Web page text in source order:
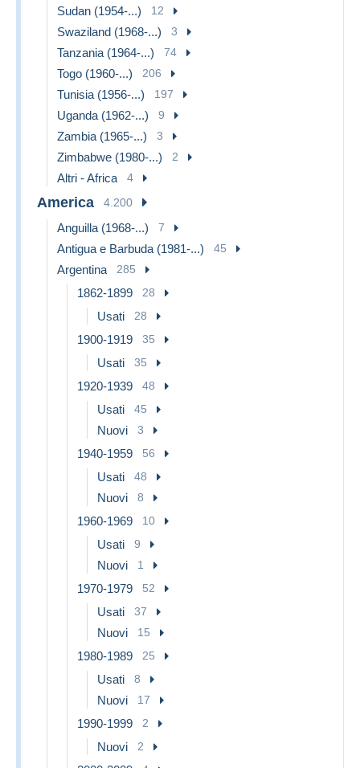
Sudan (1954-...) 12
Swaziland (1968-...) 3
Tanzania (1964-...) 74
Togo (1960-...) 206
Tunisia (1956-...) 197
Uganda (1962-...) 9
Zambia (1965-...) 3
Zimbabwe (1980-...) 2
Altri - Africa 4
America 4.200
Anguilla (1968-...) 7
Antigua e Barbuda (1981-...) 45
Argentina 285
1862-1899 28
Usati 28
1900-1919 35
Usati 35
1920-1939 48
Usati 45
Nuovi 3
1940-1959 56
Usati 48
Nuovi 8
1960-1969 10
Usati 9
Nuovi 1
1970-1979 52
Usati 37
Nuovi 15
1980-1989 25
Usati 8
Nuovi 17
1990-1999 2
Nuovi 2